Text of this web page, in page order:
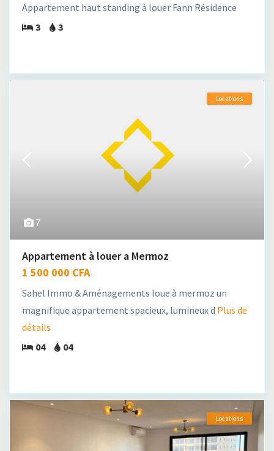
Appartement haut standing à louer Fann Résidence
3
3
7
Locations
Appartement à louer a Mermoz
1 500 000 CFA
Sahel Immo & Aménagements loue à mermoz un
magnifique appartement spacieux, lumineux d Plus de
détails
04
04
Locations